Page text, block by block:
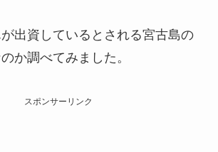
出資しているとされる宮古島の
か調べてみました。
スポンサーリンク